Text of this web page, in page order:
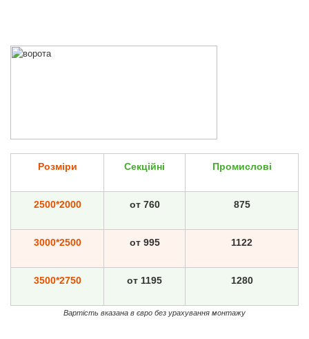
Розміри Секційні Промислові
2500*2000 от 760 875
3000*2500 от 995 1122
3500*2750 от 1195 1280
Вартість вказана в євро без урахування монтажу